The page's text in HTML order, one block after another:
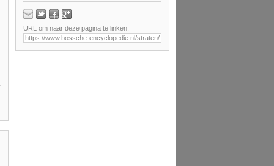
URL om naar deze pagina te linken: